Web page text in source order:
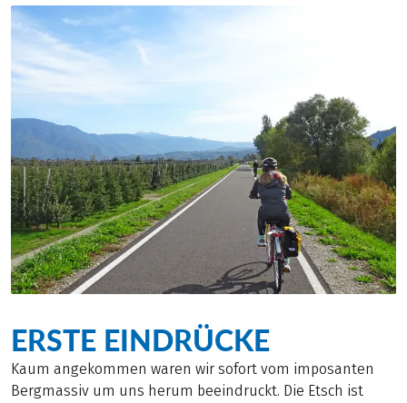
ERSTE EINDRÜCKE
Kaum angekommen waren wir sofort vom imposanten
Bergmassiv um uns herum beeindruckt. Die Etsch ist